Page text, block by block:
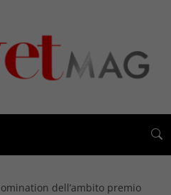
dell’ambito premio